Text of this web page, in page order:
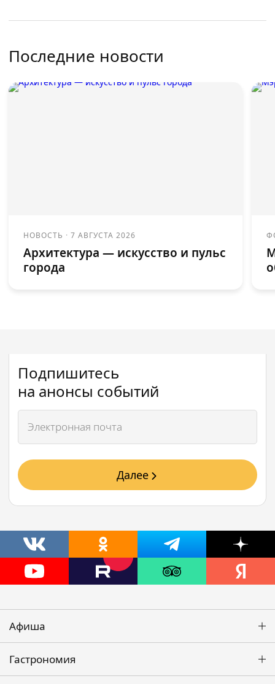
Последние новости
НОВОСТЬ ·7 АВГУСТА 2026
Архитектура — искусство и пульс
города
Подпишитесь
на анонсы событий
Далее
Афиша
Гастрономия